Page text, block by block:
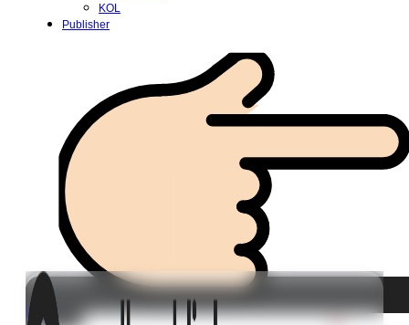
KOL
Publisher
Login